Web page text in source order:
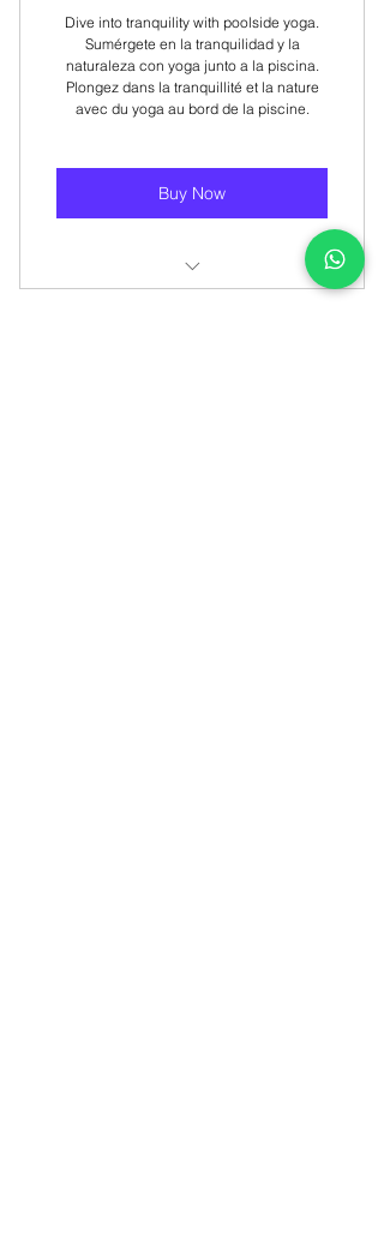
Dive into tranquility with poolside yoga.
Sumérgete en la tranquilidad y la
naturaleza con yoga junto a la piscina.
Plongez dans la tranquillité et la nature
avec du yoga au bord de la piscine.
Buy Now